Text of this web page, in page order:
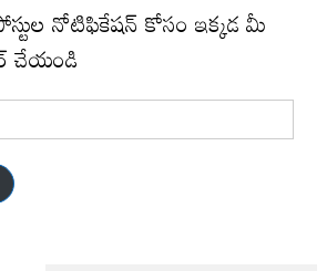
నోటిఫికేషన్ కోసం ఇక్కడ మీ
చేయండి